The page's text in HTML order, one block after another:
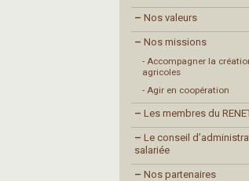
– Nos valeurs
– Nos missions
- Accompagner la
agricoles
- Agir en coopération
– Les membres du
– Le conseil
salariée
– Nos partenaires